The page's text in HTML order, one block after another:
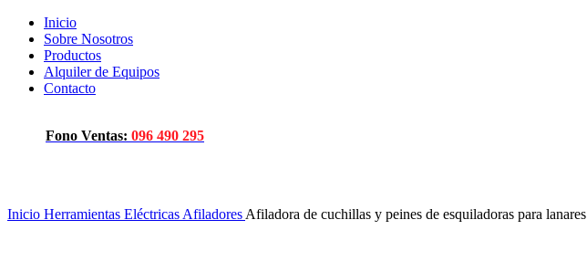
Inicio
Sobre Nosotros
Productos
Alquiler de Equipos
Contacto
Fono Ventas: 096 490 295
Inicio Herramientas Eléctricas Afiladores Afiladora de cuchillas y peines de esquiladoras para lanares